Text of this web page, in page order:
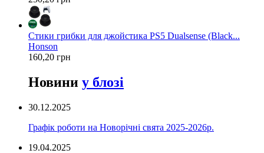
Стики грибки для джойстика PS5 Dualsense (Black...
Honson
160,20 грн
Новини у блозі
30.12.2025
Графік роботи на Новорічні свята 2025-2026р.
19.04.2025